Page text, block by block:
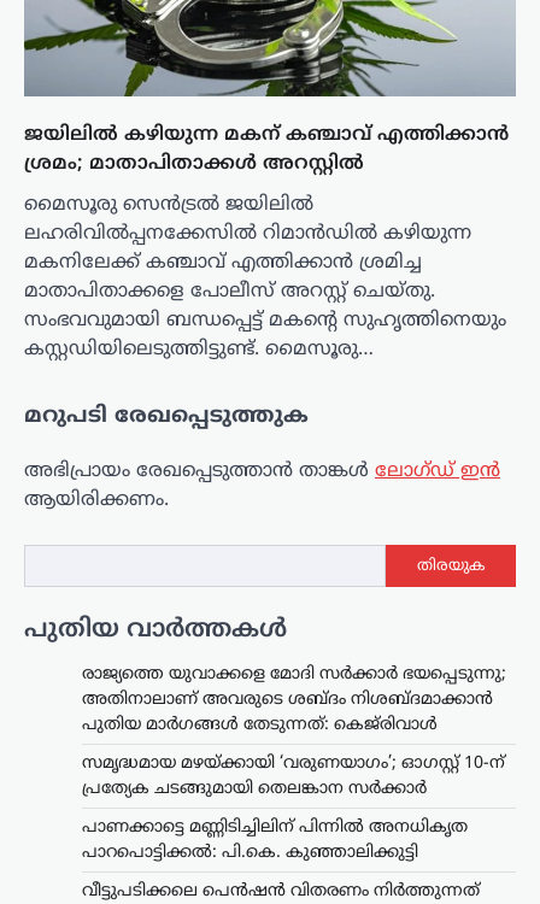
ജയിലിൽ കഴിയുന്ന മകന് കഞ്ചാവ് എത്തിക്കാൻ
ശ്രമം; മാതാപിതാക്കൾ അറസ്റ്റിൽ
മൈസൂരു സെൻട്രൽ ജയിലിൽ
ലഹരിവിൽപ്പനക്കേസിൽ റിമാൻഡിൽ കഴിയുന്ന
മകനിലേക്ക് കഞ്ചാവ് എത്തിക്കാൻ ശ്രമിച്ച
മാതാപിതാക്കളെ പോലീസ് അറസ്റ്റ് ചെയ്തു.
സംഭവവുമായി ബന്ധപ്പെട്ട് മകന്റെ സുഹൃത്തിനെയും
കസ്റ്റഡിയിലെടുത്തിട്ടുണ്ട്. മൈസൂരു…
മറുപടി രേഖപ്പെടുത്തുക
അഭിപ്രായം രേഖപ്പെടുത്താ‍ൻ താങ്കൾ ലോഗ്ഡ് ഇൻ
ആയിരിക്കണം.
തിരയുക
പുതിയ വാർത്തകൾ
രാജ്യത്തെ യുവാക്കളെ മോദി സർക്കാർ ഭയപ്പെടുന്നു;
അതിനാലാണ് അവരുടെ ശബ്ദം നിശബ്ദമാക്കാൻ
പുതിയ മാർഗങ്ങൾ തേടുന്നത്: കെജ്‌രിവാൾ
സമൃദ്ധമായ മഴയ്ക്കായി ‘വരുണയാഗം’; ഓഗസ്റ്റ് 10-ന്
പ്രത്യേക ചടങ്ങുമായി തെലങ്കാന സർക്കാർ
പാണക്കാട്ടെ മണ്ണിടിച്ചിലിന് പിന്നിൽ അനധികൃത
പാറപൊട്ടിക്കൽ: പി.കെ. കുഞ്ഞാലിക്കുട്ടി
വീട്ടുപടിക്കലെ പെൻഷൻ വിതരണം നിർത്തുന്നത്